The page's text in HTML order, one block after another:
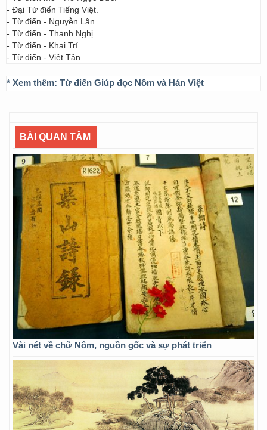
- Đại Từ điển Tiếng Việt.
- Từ điển - Nguyễn Lân.
- Từ điển - Thanh Nghị.
- Từ điển - Khai Trí.
- Từ điển - Việt Tân.
* Xem thêm: Từ điển Giúp đọc Nôm và Hán Việt
BÀI QUAN TÂM
Vài nét về chữ Nôm, nguồn gốc và sự phát triển